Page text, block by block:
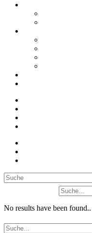
No results have been found..